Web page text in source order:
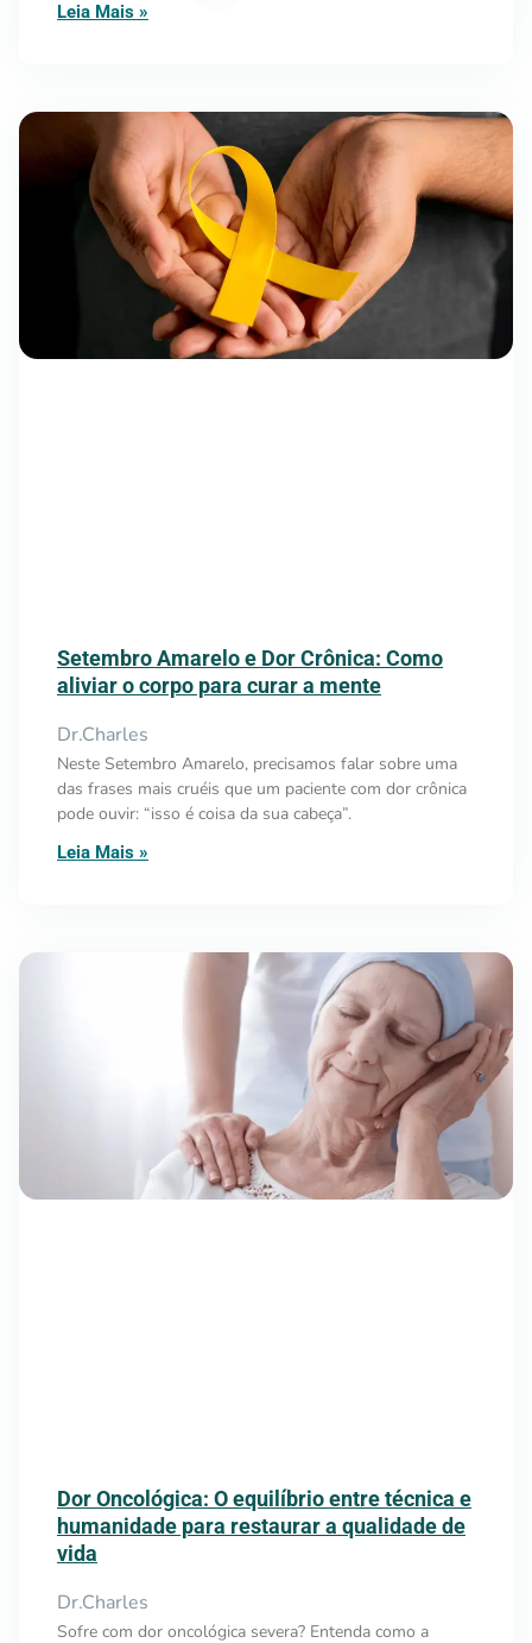
Leia Mais »
Setembro Amarelo e Dor Crônica: Como
aliviar o corpo para curar a mente
Dr.Charles
Neste Setembro Amarelo, precisamos falar sobre uma
das frases mais cruéis que um paciente com dor crônica
pode ouvir: “isso é coisa da sua cabeça”.
Leia Mais »
Dor Oncológica: O equilíbrio entre técnica e
humanidade para restaurar a qualidade de
vida
Dr.Charles
Sofre com dor oncológica severa? Entenda como a